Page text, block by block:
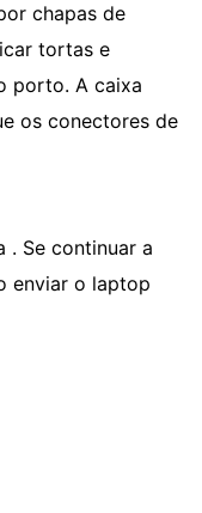
chapas de
tortas e
porto. A caixa
os conectores de
. Se continuar a
enviar o laptop